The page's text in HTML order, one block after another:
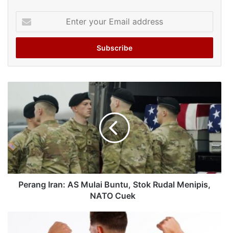
your
Email
Perang Iran: AS Mulai Buntu, Stok Rudal Menipis,
NATO Cuek